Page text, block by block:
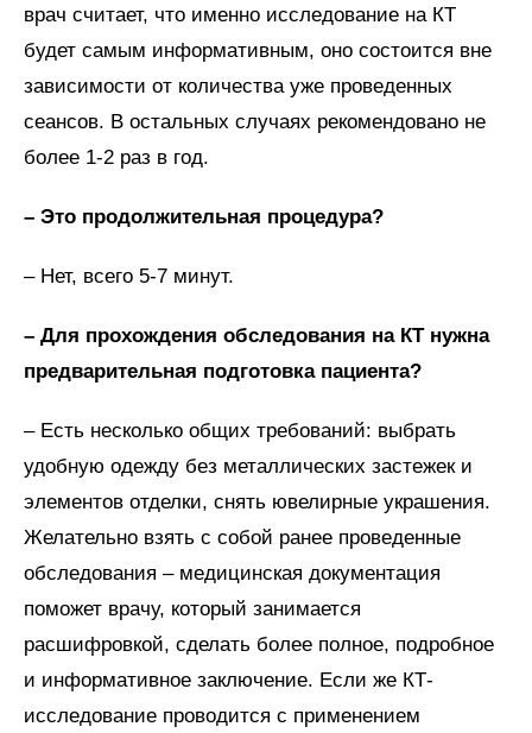
врач считает, что именно исследование на КТ
будет самым информативным, оно состоится вне
зависимости от количества уже проведенных
сеансов. В остальных случаях рекомендовано не
более 1-2 раз в год.
– Это продолжительная процедура?
– Нет, всего 5-7 минут.
– Для прохождения обследования на КТ нужна
предварительная подготовка пациента?
– Есть несколько общих требований: выбрать
удобную одежду без металлических застежек и
элементов отделки, снять ювелирные украшения.
Желательно взять с собой ранее проведенные
обследования – медицинская документация
поможет врачу, который занимается
расшифровкой, сделать более полное, подробное
и информативное заключение. Если же КТ-
исследование проводится с применением